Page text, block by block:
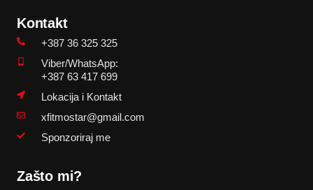
Kontakt
+387 36 325 325
Viber/WhatsApp:
+387 63 417 699
Lokacija i Kontakt
xfitmostar@gmail.com
Sponzoriraj me
Zašto mi?